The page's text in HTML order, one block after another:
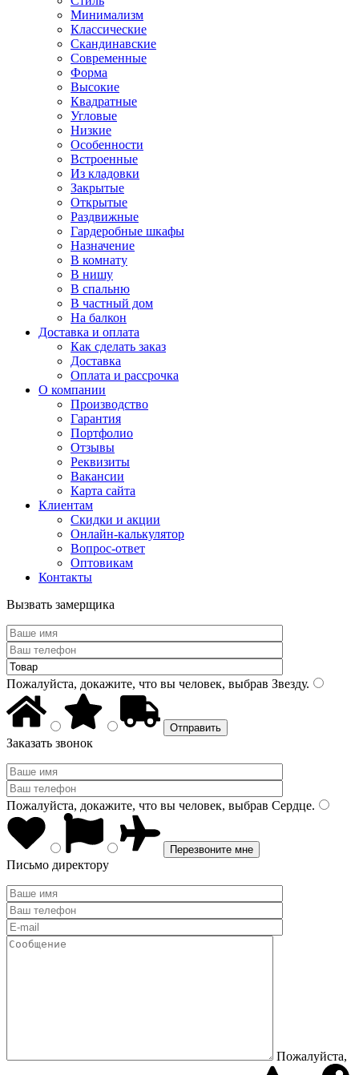
Минимализм
Классические
Скандинавские
Современные
Форма
Высокие
Квадратные
Угловые
Низкие
Особенности
Встроенные
Из кладовки
Закрытые
Открытые
Раздвижные
Гардеробные шкафы
Назначение
В комнату
В нишу
В спальню
В частный дом
На балкон
Доставка и оплата
Как сделать заказ
Доставка
Оплата и рассрочка
О компании
Производство
Гарантия
Портфолио
Отзывы
Реквизиты
Вакансии
Карта сайта
Клиентам
Скидки и акции
Онлайн-калькулятор
Вопрос-ответ
Оптовикам
Контакты
Вызвать замерщика
Пожалуйста, докажите, что вы человек, выбрав Звезду.
Заказать звонок
Пожалуйста, докажите, что вы человек, выбрав Сердце.
Письмо директору
Пожалуйста,